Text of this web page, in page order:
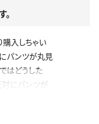
購入しちゃい
パンツが丸見
はどうした
対にパンツが